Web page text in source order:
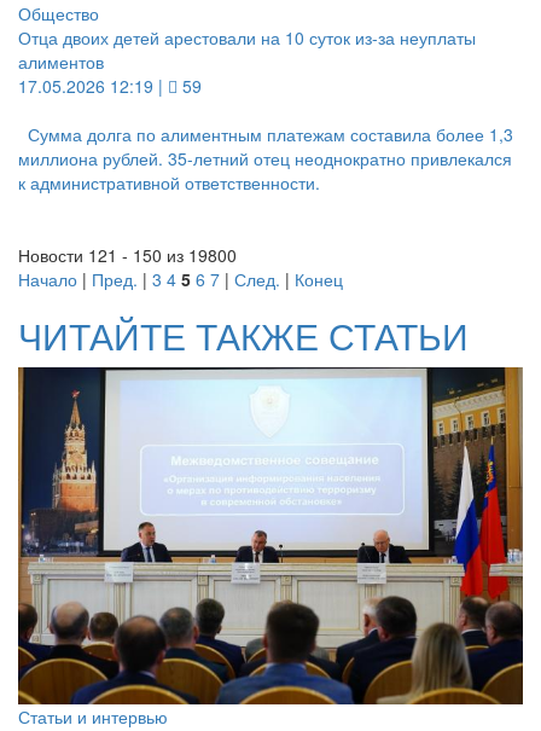
Общество
Отца двоих детей арестовали на 10 суток из-за неуплаты
алиментов
17.05.2026 12:19 |
59
Сумма долга по алиментным платежам составила более 1,3
миллиона рублей. 35-летний отец неоднократно привлекался
к административной ответственности.
Новости 121 - 150 из 19800
Начало | Пред. | 3 4 5 6 7 | След. | Конец
ЧИТАЙТЕ ТАКЖЕ СТАТЬИ
Статьи и интервью